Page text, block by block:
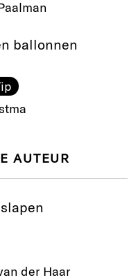
ballonnen
AUTEUR
der Haar